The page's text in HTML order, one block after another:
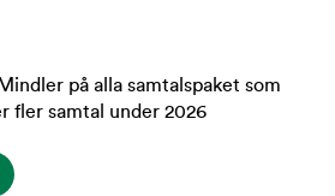
på alla samtalspaket som
fler samtal under 2026